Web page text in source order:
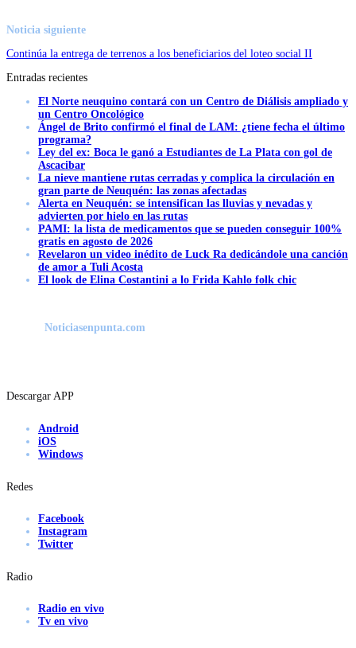
Noticia siguiente
Continúa la entrega de terrenos a los beneficiarios del loteo social II
Entradas recientes
El Norte neuquino contará con un Centro de Diálisis ampliado y
un Centro Oncológico
Ángel de Brito confirmó el final de LAM: ¿tiene fecha el último
programa?
Ley del ex: Boca le ganó a Estudiantes de La Plata con gol de
Ascacibar
La nieve mantiene rutas cerradas y complica la circulación en
gran parte de Neuquén: las zonas afectadas
Alerta en Neuquén: se intensifican las lluvias y nevadas y
advierten por hielo en las rutas
PAMI: la lista de medicamentos que se pueden conseguir 100%
gratis en agosto de 2026
Revelaron un video inédito de Luck Ra dedicándole una canción
de amor a Tuli Acosta
El look de Elina Costantini a lo Frida Kahlo folk chic
Noticiasenpunta.com
Descargar APP
Android
iOS
Windows
Redes
Facebook
Instagram
Twitter
Radio
Radio en vivo
Tv en vivo